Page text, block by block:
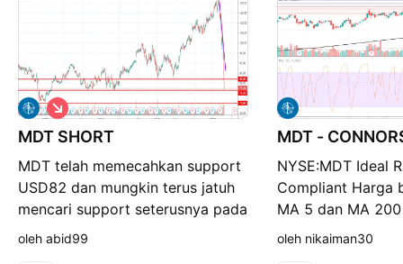
MDT SHORT
MDT telah memecahkan support
USD82 dan mungkin terus jatuh
mencari support seterusnya pada
USD70
S
i
n
k
a
t
oleh abid99
MDT -
NYSE:MDT Ideal
Compliant Harga
MA 5 dan MA
dengan RSI (2)
oleh nikaiman30